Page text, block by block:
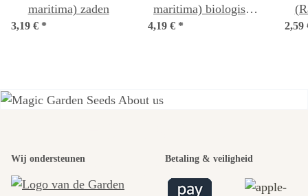
maritima) zaden
3,19 € *
maritima) biologisch
4,19 € * 2,59
mooiste paden
Wij ondersteunen Betaling & veiligheid